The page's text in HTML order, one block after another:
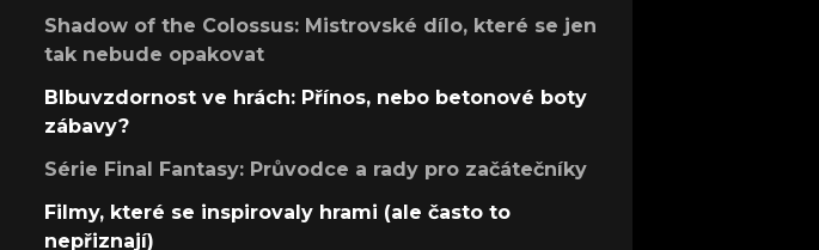
Shadow of the Colossus: Mistrovské dílo, které se jen
tak nebude opakovat
Blbuvzdornost ve hrách: Přínos, nebo betonové boty
zábavy?
Série Final Fantasy: Průvodce a rady pro začátečníky
Filmy, které se inspirovaly hrami (ale často to
nepřiznají)